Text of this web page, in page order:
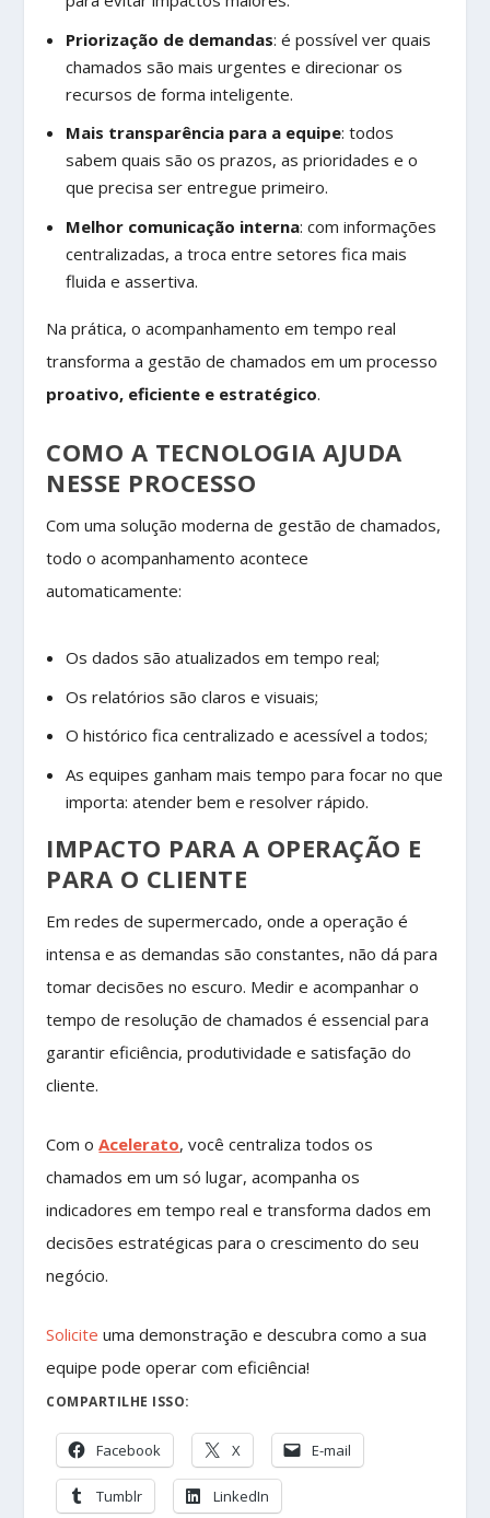
Priorização de demandas: é possível ver quais
chamados são mais urgentes e direcionar os
recursos de forma inteligente.
Mais transparência para a equipe: todos
sabem quais são os prazos, as prioridades e o
que precisa ser entregue primeiro.
Melhor comunicação interna: com informações
centralizadas, a troca entre setores fica mais
fluida e assertiva.
Na prática, o acompanhamento em tempo real
transforma a gestão de chamados em um processo
proativo, eficiente e estratégico.
COMO A TECNOLOGIA AJUDA
NESSE PROCESSO
Com uma solução moderna de gestão de chamados,
todo o acompanhamento acontece
automaticamente:
Os dados são atualizados em tempo real;
Os relatórios são claros e visuais;
O histórico fica centralizado e acessível a todos;
As equipes ganham mais tempo para focar no que
importa: atender bem e resolver rápido.
IMPACTO PARA A OPERAÇÃO E
PARA O CLIENTE
Em redes de supermercado, onde a operação é
intensa e as demandas são constantes, não dá para
tomar decisões no escuro. Medir e acompanhar o
tempo de resolução de chamados é essencial para
garantir eficiência, produtividade e satisfação do
cliente.
Com oAcelerato, você centraliza todos os
chamados em um só lugar, acompanha os
indicadores em tempo real e transforma dados em
decisões estratégicas para o crescimento do seu
negócio.
Solicite uma demonstração e descubra como a sua
equipe pode operar com eficiência!
COMPARTILHE ISSO:
Facebook X E-mail
Tumblr LinkedIn